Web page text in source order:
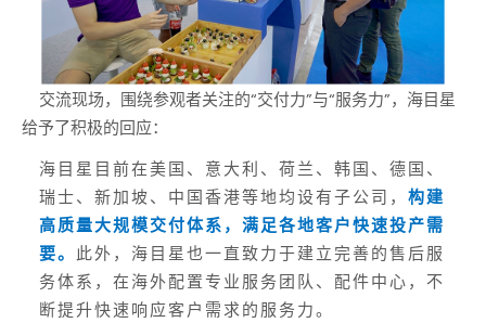
交流现场，围绕参观者关注的“交付力”与“服务力”，海目星
给予了积极的回应：
海目星目前在美国、意大利、荷兰、韩国、德国、
瑞士、新加坡、中国香港等地均设有子公司， 构建
高质量大规模交付体系，满足各地客户快速投产需
要。 此外，海目星也一直致力于建立完善的售后服
务体系，在海外配置专业服务团队、配件中心，不
断提升快速响应客户需求的服务力。